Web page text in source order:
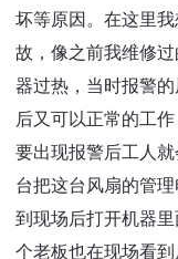
坏等原因。在这里
故，像之前我维修
器过热，当时报警
后又可以正常的工
要出现报警后工人
台把这台风扇的管
到现场后打开机器
个老板也在现场看